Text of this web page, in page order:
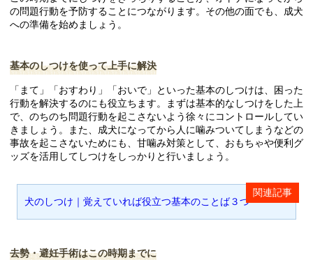
の問題行動を予防することにつながります。その他の面でも、成犬
への準備を始めましょう。
基本のしつけを使って上手に解決
「まて」「おすわり」「おいで」といった基本のしつけは、困った
行動を解決するのにも役立ちます。まずは基本的なしつけをした上
で、のちのち問題行動を起こさないよう徐々にコントロールしてい
きましょう。また、成犬になってから人に噛みついてしまうなどの
事故を起こさないためにも、甘噛み対策として、おもちゃや便利グ
ッズを活用してしつけをしっかりと行いましょう。
犬のしつけ｜覚えていれば役立つ基本のことば３つ
去勢・避妊手術はこの時期までに